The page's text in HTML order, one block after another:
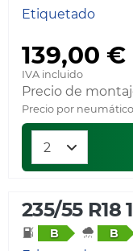
Etiquetado
139,00 €
IVA incluido
Precio de
Precio por neumático
235/55 R18
B B